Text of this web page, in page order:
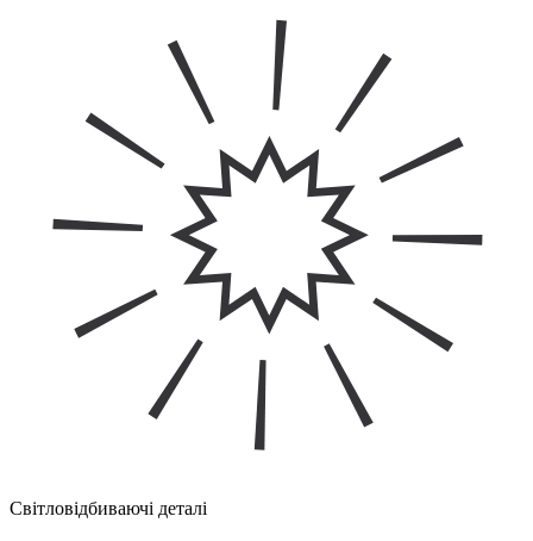
Світловідбиваючі деталі